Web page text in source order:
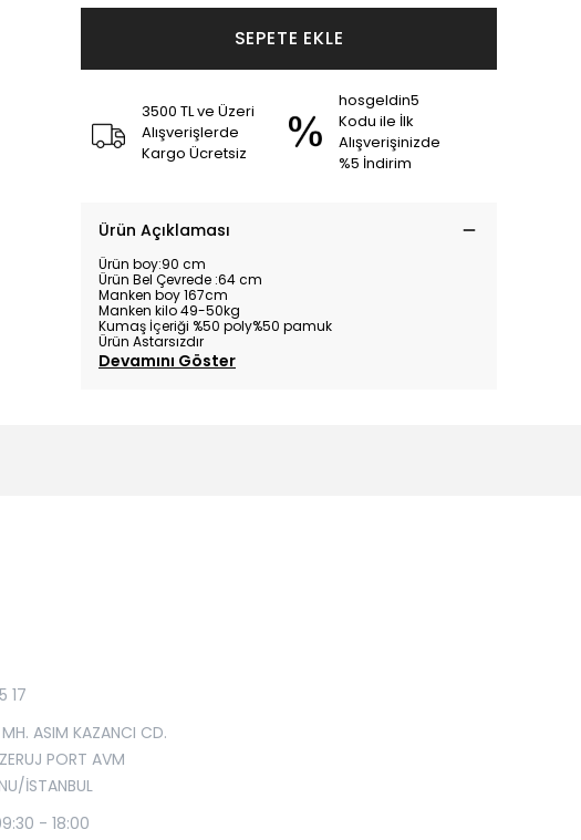
SEPETE EKLE
3500 TL ve Üzeri
Alışverişlerde
Kargo Ücretsiz
hosgeldin5
Kodu ile İlk
Alışverişinizde
%5 İndirim
Ürün Açıklaması
Ürün boy:90 cm
Ürün Bel Çevrede :64 cm
Manken boy 167cm
Manken kilo 49-50kg
Kumaş İçeriği %50 poly%50 pamuk
Ürün Astarsızdır
Devamını Göster
17
ASIM KAZANCI CD.
PORT AVM
İSTANBUL
- 18:00